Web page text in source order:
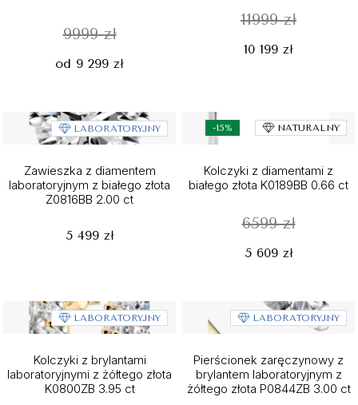
9999 zł
od 9 299 zł
11999 zł
10 199 zł
LABORATORYJNY
Zawieszka z diamentem
laboratoryjnym z białego złota
Z0816BB 2.00 ct
5 499 zł
-15% NATURALNY
Kolczyki z diamentami z
białego złota K0189BB 0.66 ct
6599 zł
5 609 zł
LABORATORYJNY
Kolczyki z brylantami
laboratoryjnymi z żółtego złota
K0800ZB 3.95 ct
LABORATORYJNY
Pierścionek zaręczynowy z
brylantem laboratoryjnym z
żółtego złota P0844ZB 3.00 ct